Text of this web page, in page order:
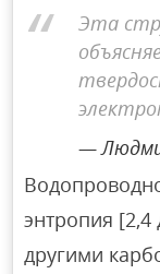
Эта
энтропия
другими